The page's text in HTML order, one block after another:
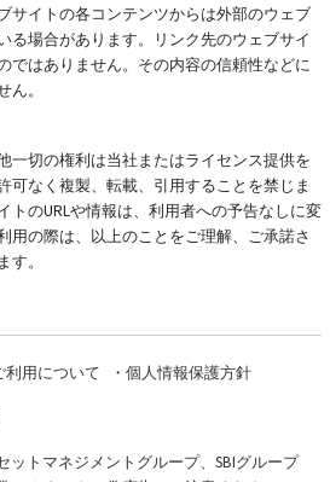
サイトの各コンテンツからは外部のウェブ
る場合があります。リンク先のウェブサイ
ではありません。その内容の信頼性などに
。
一切の権利は当社またはライセンス提供を
可なく複製、転載、引用することを禁じま
トのURLや情報は、利用者への予告なしに変
用の際は、以上のことをご理解、ご承諾さ
。
利用について ・ 個人情報保護方針
ットマネジメントグループ、SBIグループ